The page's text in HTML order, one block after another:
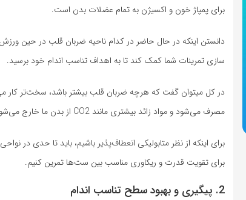
برای پمپاژ خون و اکسیژن به تمام عضلات بدن است.
دانستن اینکه در حال حاضر در کدام ناحیه ضربان قلب در حین
سازی تمرینات شما کمک کند تا به اهداف تناسب اندام خود برسید.
در کل میتوان گفت که هرچه ضربان قلب بیشتر باشد، سخت‌تر کار
مصرف می‌شود و مواد زائد بیشتری مانند CO2 از بدن ما خارج می‌شود.
برای اینکه از نظر متابولیکی انعطاف‌پذیر باشیم، باید تا حدی در
برای تقویت قدرت و ریکاوری مناسب بین ست‌ها تمرین کنیم.
2. پیگیری و بهبود سطح تناسب اندام